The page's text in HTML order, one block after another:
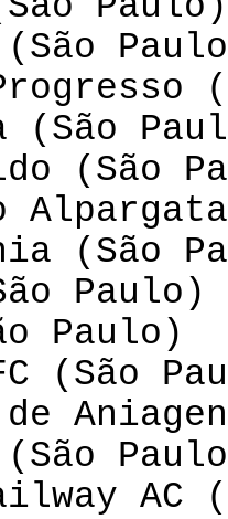
(São
(São
(São
Paulo)
Paulo)
(São
AC